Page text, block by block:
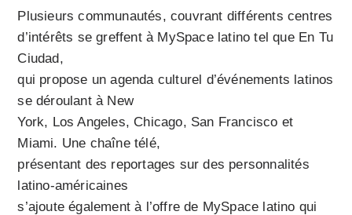
Plusieurs communautés, couvrant différents centres
d’intérêts se greffent à MySpace latino tel que En Tu
Ciudad,
qui propose un agenda culturel d’événements latinos
se déroulant à New
York, Los Angeles, Chicago, San Francisco et
Miami. Une chaîne télé,
présentant des reportages sur des personnalités
latino-américaines
s’ajoute également à l’offre de MySpace latino qui